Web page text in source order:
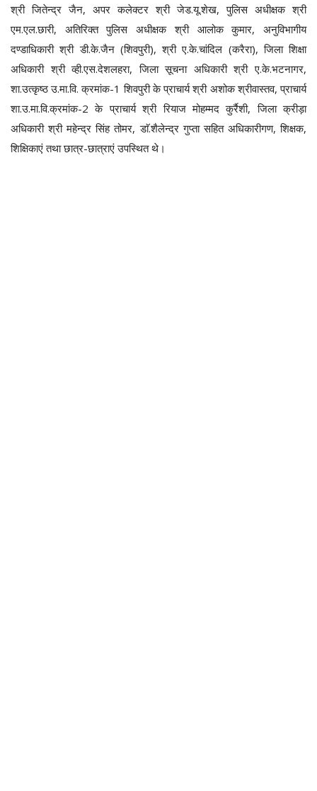
श्री जितेन्द्र जैन, अपर कलेक्टर श्री जेड.यू.शेख, पुलिस अधीक्षक श्री
एम.एल.छारी, अतिरिक्त पुलिस अधीक्षक श्री आलोक कुमार, अनुविभागीय
दण्डाधिकारी श्री डी.के.जैन (शिवपुरी), श्री ए.के.चांदिल (करैरा), जिला शिक्षा
अधिकारी श्री व्ही.एस.देशलहरा, जिला सूचना अधिकारी श्री ए.के.भटनागर,
शा.उत्कृष्ठ उ.मा.वि. क्रमांक-1 शिवपुरी के प्राचार्य श्री अशोक श्रीवास्तव, प्राचार्य
शा.उ.मा.वि.क्रमांक-2 के प्राचार्य श्री रियाज मोहम्मद कुर्रैशी, जिला क्रीड़ा
अधिकारी श्री महेन्द्र सिंह तोमर, डाॅ.शैलेन्द्र गुप्ता सहित अधिकारीगण, शिक्षक,
शिक्षिकाएं तथा छात्र-छात्राएं उपस्थित थे।